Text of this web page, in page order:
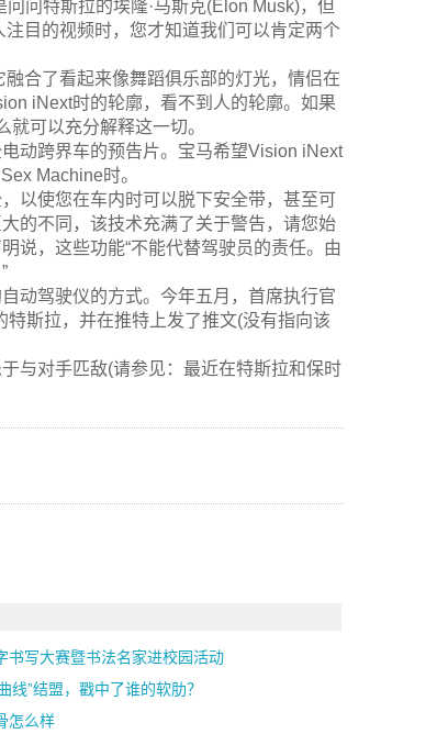
问特斯拉的埃隆·马斯克(Elon Musk)，但
目的视频时，您才知道我们可以肯定两个
融合了看起来像舞蹈俱乐部的灯光，情侣在
iNext时的轮廓，看不到人的轮廓。如果
可以充分解释这一切。
动跨界车的预告片。宝马希望Vision iNext
Machine时。
以使您在车内时可以脱下安全带，甚至可
的不同，该技术充满了关于警告，请您始
说，这些功能“不能代替驾驶员的责任。由
动驾驶仪的方式。今年五月，首席执行官
斯拉，并在推特上发了推文(没有指向该
与对手匹敌(请参见：最近在特斯拉和保时
书写大赛暨书法名家进校园活动
线”结盟，戳中了谁的软肋？
怎么样